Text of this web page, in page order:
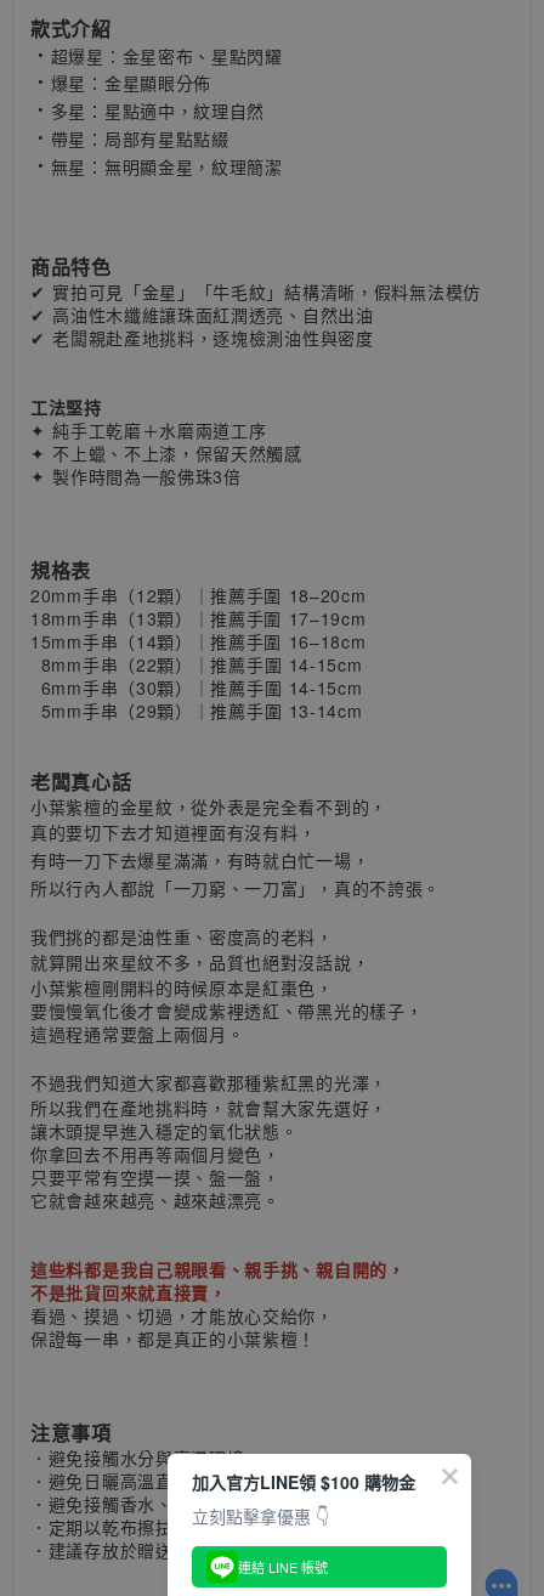
款式介紹
． 超爆星：金星密布、星點閃耀
． 爆星：金星顯眼分佈
． 多星：星點適中，紋理自然
． 帶星：局部有星點點綴
． 無星：無明顯金星，紋理簡潔
商品特色
✔ 實拍可見「金星」「牛毛紋」結構清晰 ， 假料無法模仿
✔ 高油性木纖維讓珠面紅潤透亮、自然出油
✔ 老闆親赴產地挑料，逐塊檢測油性與密度
工法堅持
✦ 純手工乾磨＋水磨兩道工序
✦ 不上蠟、不上漆，保留天然觸感
✦ 製作時間為一般佛珠3倍
規格表
20mm手串（12顆）｜推薦手圍 18–20cm
18mm手串（13顆）｜推薦手圍 17–19cm
15mm手串（14顆）｜推薦手圍 16–18cm
8mm手串（22顆）｜推薦手圍 14-15cm
6mm手串（30顆）｜推薦手圍 14-15cm
5mm手串（29顆）｜推薦手圍 13-14cm
老闆真心話
小葉紫檀的金星紋，從外表是完全看不到的，
真的要切下去才知道裡面有沒有料 ，
有時一刀下去爆星滿滿，有時就白忙一場，
所以行內人都說「一刀窮、一刀富」
，真的不誇張。
我們挑的都是油性重、密度高的老料，
就算開出來星紋不多，品質也絕對沒話說 ，
小葉紫檀剛開料的時候原本是紅棗色，
要慢慢氧化後才會變成紫裡透紅、帶黑光的樣子，
這過程通常要盤上兩個月 。
不過我們知道大家都喜歡那種紫紅黑的光澤 ，
所以我們在產地挑料時，就會幫大家先選好，
讓木頭提早進入穩定的氧化狀態。
你拿回去不用再等兩個月變色，
只要平常有空摸一摸、盤一盤，
它就會越來越亮、越來越漂亮。
這些料都是我自己親眼看、親手挑、親自開的，
不是批貨回來就直接賣，
看過、摸過、切過，才能放心交給你 ，
保證每一串，都是真正的小葉紫檀！
注意事項
．避免接觸水分與高濕環境
． 避免日曬高溫直射
． 避免接觸香水、化學溶劑
． 定期以乾布擦拭，維持潤澤感
． 建議存放於贈送的玻璃罐內
加入官方LINE領 $100 購物金
立刻點擊拿優惠 👇
連結 LINE 帳號